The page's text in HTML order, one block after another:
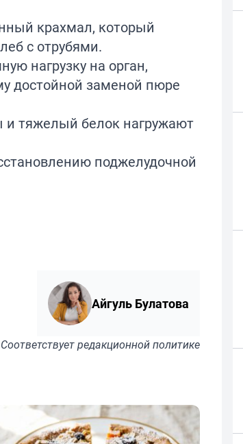
крахмал, который
с отрубями.
нагрузку на орган,
достойной заменой пюре
и тяжелый белок нагружают
поджелудочной
Айгуль Булатова
Соответствуетредакционной политике